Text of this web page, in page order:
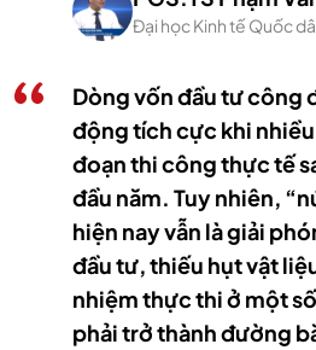
Đại học Kinh tế Quốc
Dòng vốn đầu tư công
động tích cực khi
đoạn thi công thực tế
đầu năm. Tuy nhiên,
hiện nay vẫn là giải
đầu tư, thiếu hụt vật
nhiệm thực thi ở một
phải trở thành đường